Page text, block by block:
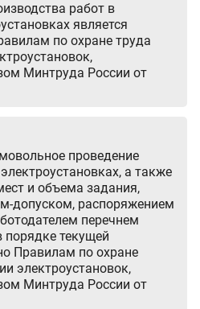
работ в
является
по охране труда
Минтруда России от
проведение
а также
и объема задания,
допуском, распоряжением
перечнем
текущей
Правилам по охране
электроустановок,
Минтруда России от